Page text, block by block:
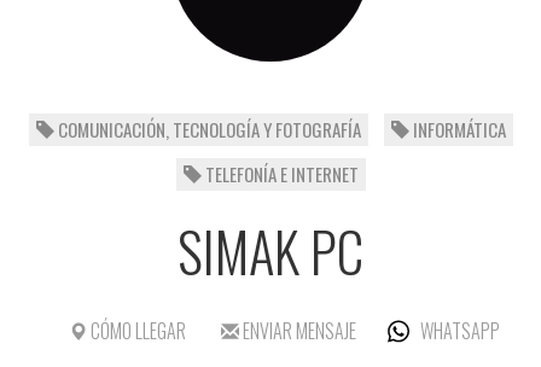
COMUNICACIÓN, TECNOLOGÍA Y FOTOGRAFÍA
INFORMÁTICA
TELEFONÍA E INTERNET
SIMAK PC
CÓMO LLEGAR ENVIAR MENSAJE WHATSAPP